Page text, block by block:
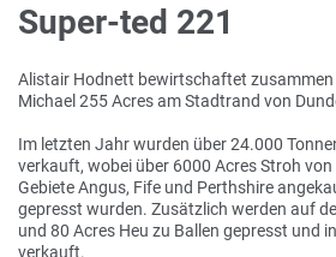
Super-ted 221
Alistair Hodnett bewirtschaftet zusammen
Michael 255 Acres am Stadtrand von
Im letzten Jahr wurden über 24.000
verkauft, wobei über 6000 Acres Stroh
Gebiete Angus, Fife und Perthshire
gepresst wurden. Zusätzlich werden auf
und 80 Acres Heu zu Ballen gepresst und
verkauft.